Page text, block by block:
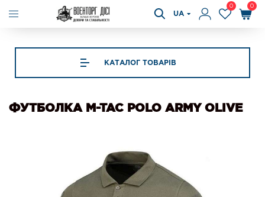
UA
0 0
КАТАЛОГ ТОВАРІВ
ФУТБОЛКА M-TAC POLO ARMY OLIVE